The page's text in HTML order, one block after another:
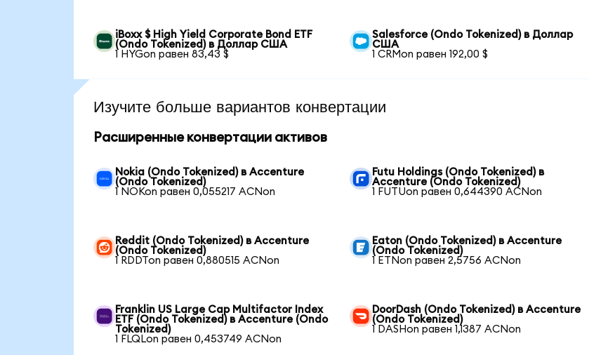
iBoxx $ High Yield Corporate Bond ETF
(Ondo Tokenized) в Доллар США
1 HYGon равен 83,43 $
Salesforce (Ondo Tokenized) в Доллар
США
1 CRMon равен 192,00 $
Изучите больше вариантов конвертации
Расширенные конвертации активов
Nokia (Ondo Tokenized) в Accenture
(Ondo Tokenized)
1 NOKon равен 0,055217 ACNon
Futu Holdings (Ondo Tokenized) в
Accenture (Ondo Tokenized)
1 FUTUon равен 0,644390 ACNon
Reddit (Ondo Tokenized) в Accenture
(Ondo Tokenized)
1 RDDTon равен 0,880515 ACNon
Eaton (Ondo Tokenized) в Accenture
(Ondo Tokenized)
1 ETNon равен 2,5756 ACNon
Franklin US Large Cap Multifactor Index
ETF (Ondo Tokenized) в Accenture (Ondo
Tokenized)
1 FLQLon равен 0,453749 ACNon
DoorDash (Ondo Tokenized) в Accenture
(Ondo Tokenized)
1 DASHon равен 1,1387 ACNon